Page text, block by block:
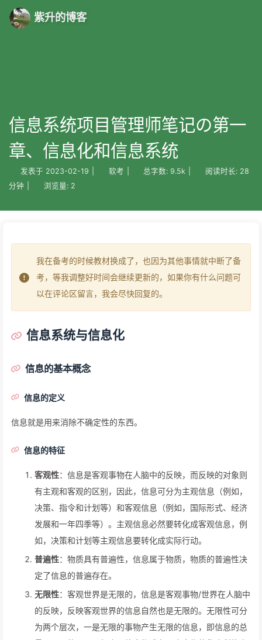
紫升的博客
信息系统项目管理师笔记の第一
章、信息化和信息系统
发表于 2023-02-19 软考 总字数: 9.5k 阅读时长: 28
分钟
浏览量: 2
我在备考的时候教材换成了，也因为其他事情就中断了备
考，等我调整好时间会继续更新的，如果你有什么问题可
以在评论区留言，我会尽快回复的。
信息系统与信息化
信息的基本概念
信息的定义
信息就是用来消除不确定性的东西。
信息的特征
客观性：信息是客观事物在人脑中的反映，而反映的对象则
有主观和客观的区别，因此，信息可分为主观信息（例如，
决策、指令和计划等）和客观信息（例如，国际形式、经济
发展和一年四季等）。主观信息必然要转化成客观信息，例
如，决策和计划等主观信息要转化成实际行动。
普遍性：物质具有普遍性，信息属于物质，物质的普遍性决
定了信息的普遍存在。
无限性：客观世界是无限的，信息是客观事物/世界在人脑中
的反映，反映客观世界的信息自然也是无限的。无限性可分
为两个层次，一是无限的事物产生无限的信息，即信息的总